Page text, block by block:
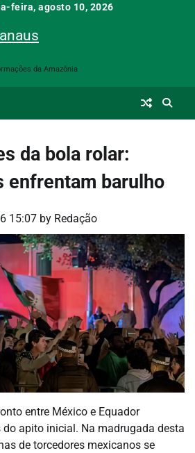
feira, agosto 10, 2026
da Amazônia
da bola rolar:
enfrentam barulho
15:07 by Redação
entre México e Equador
apito inicial. Na madrugada desta
de torcedores mexicanos se